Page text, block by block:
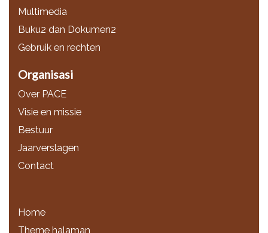
Multimedia
Buku2 dan Dokumen2
Gebruik en rechten
Organisasi
Over PACE
Visie en missie
Bestuur
Jaarverslagen
Contact
Home
Theme halaman